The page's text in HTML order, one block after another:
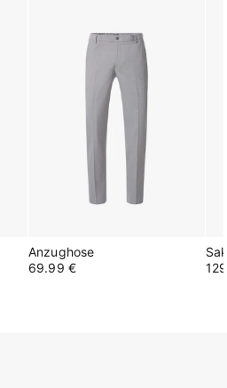
Anzughose
69.99 €